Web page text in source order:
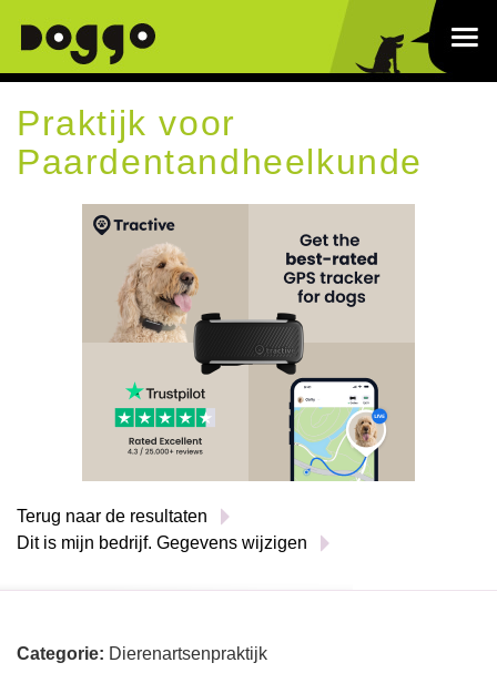
Praktijk voor
Paardentandheelkunde
Terug naar de resultaten
Dit is mijn bedrijf. Gegevens wijzigen
Categorie: Dierenartsenpraktijk